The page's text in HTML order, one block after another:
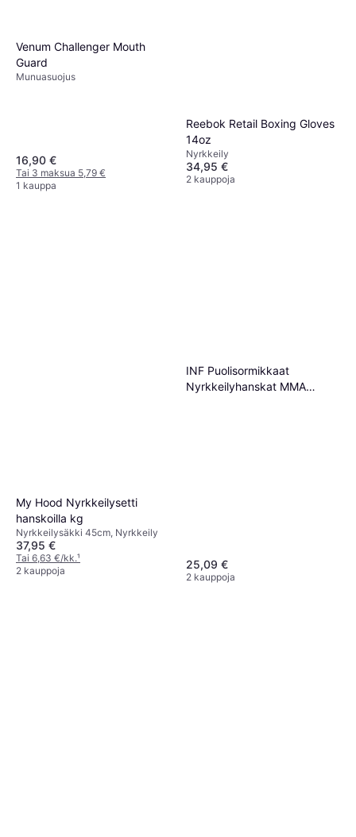
Venum Challenger Mouth
Guard
Munuasuojus
16,90 €
Tai 3 maksua 5,79 €
1 kauppa
Reebok Retail Boxing Gloves
14oz
Nyrkkeily
34,95 €
2 kauppoja
My Hood Nyrkkeilysetti
hanskoilla kg
Nyrkkeilysäkki 45cm, Nyrkkeily
37,95 €
Tai 6,63 €/kk.¹
2 kauppoja
INF Puolisormikkaat
Nyrkkeilyhanskat MMA
25,09 €
2 kauppoja